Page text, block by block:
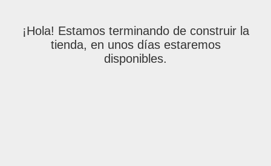
¡Hola! Estamos terminando de construir la
tienda, en unos días estaremos
disponibles.